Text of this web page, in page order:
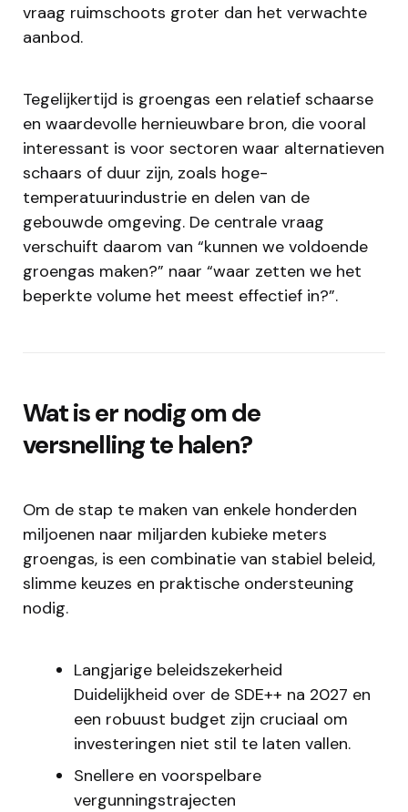
vraag ruimschoots groter dan het verwachte
aanbod.
Tegelijkertijd is groengas een relatief schaarse
en waardevolle hernieuwbare bron, die vooral
interessant is voor sectoren waar alternatieven
schaars of duur zijn, zoals hoge-
temperatuurindustrie en delen van de
gebouwde omgeving. De centrale vraag
verschuift daarom van “kunnen we voldoende
groengas maken?” naar “waar zetten we het
beperkte volume het meest effectief in?”.
Wat is er nodig om de
versnelling te halen?
Om de stap te maken van enkele honderden
miljoenen naar miljarden kubieke meters
groengas, is een combinatie van stabiel beleid,
slimme keuzes en praktische ondersteuning
nodig.
Langjarige beleidszekerheid
Duidelijkheid over de SDE++ na 2027 en
een robuust budget zijn cruciaal om
investeringen niet stil te laten vallen.
Snellere en voorspelbare
vergunningstrajecten